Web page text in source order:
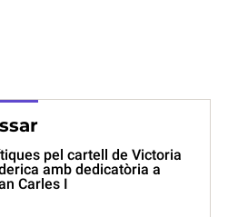
pel cartell de Victoria
amb dedicatòria a
Carles I